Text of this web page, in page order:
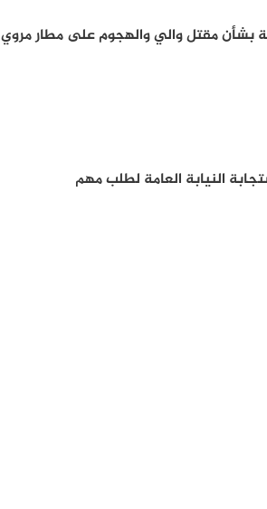
بشأن مقتل والي والهجوم على مطار مروي
النيابة العامة لطلب مهم